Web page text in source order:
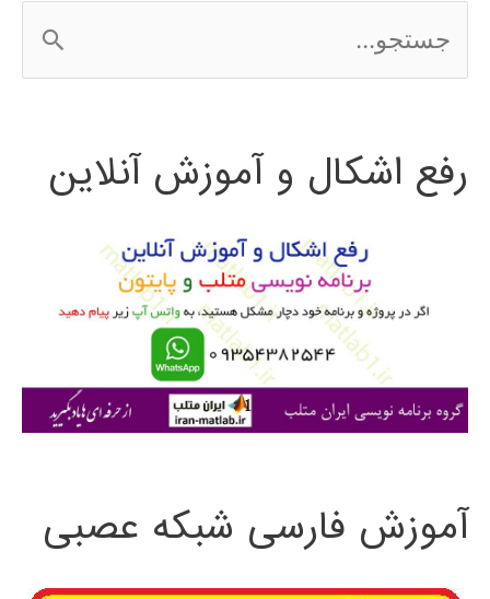
س
ج
ی
رفع اشکال و آموزش آنلاین
آموزش فارسی شبکه عصبی